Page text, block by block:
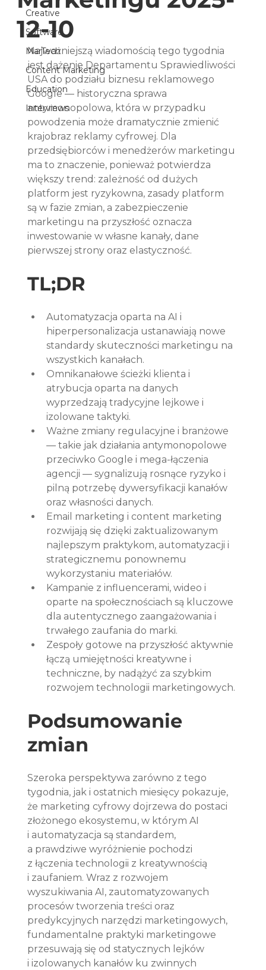
Creative
Software
MarTech
Content Marketing
Education
Interviews
12-10
Najważniejszą wiadomością tego tygodnia
jest dążenie Departamentu Sprawiedliwości
USA do podziału biznesu reklamowego
Google — historyczna sprawa
antymonopolowa, która w przypadku
powodzenia może dramatycznie zmienić
krajobraz reklamy cyfrowej. Dla
przedsiębiorców i menedżerów marketingu
ma to znaczenie, ponieważ potwierdza
większy trend: zależność od dużych
platform jest ryzykowna, zasady platform
są w fazie zmian, a zabezpieczenie
marketingu na przyszłość oznacza
inwestowanie w własne kanały, dane
pierwszej strony oraz elastyczność.
TL;DR
Automatyzacja oparta na AI i
hiperpersonalizacja ustanawiają nowe
standardy skuteczności marketingu na
wszystkich kanałach.
Omnikanałowe ścieżki klienta i
atrybucja oparta na danych
wyprzedzają tradycyjne lejkowe i
izolowane taktyki.
Ważne zmiany regulacyjne i branżowe
— takie jak działania antymonopolowe
przeciwko Google i mega-łączenia
agencji — sygnalizują rosnące ryzyko i
pilną potrzebę dywersyfikacji kanałów
oraz własności danych.
Email marketing i content marketing
rozwijają się dzięki zaktualizowanym
najlepszym praktykom, automatyzacji i
strategicznemu ponownemu
wykorzystaniu materiałów.
Kampanie z influencerami, wideo i
oparte na społecznościach są kluczowe
dla autentycznego zaangażowania i
trwałego zaufania do marki.
Zespoły gotowe na przyszłość aktywnie
łączą umiejętności kreatywne i
techniczne, by nadążyć za szybkim
rozwojem technologii marketingowych.
Podsumowanie
zmian
Szeroka perspektywa zarówno z tego
tygodnia, jak i ostatnich miesięcy pokazuje,
że marketing cyfrowy dojrzewa do postaci
złożonego ekosystemu, w którym AI
i automatyzacja są standardem,
a prawdziwe wyróżnienie pochodzi
z łączenia technologii z kreatywnością
i zaufaniem. Wraz z rozwojem
wyszukiwania AI, zautomatyzowanych
procesów tworzenia treści oraz
predykcyjnych narzędzi marketingowych,
fundamentalne praktyki marketingowe
przesuwają się od statycznych lejków
i izolowanych kanałów ku zwinnych